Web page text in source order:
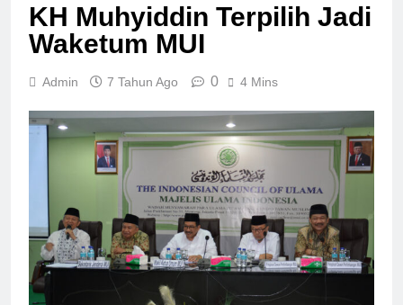
KH Muhyiddin Terpilih Jadi
Waketum MUI
Admin 7 Tahun Ago 0 4 Mins